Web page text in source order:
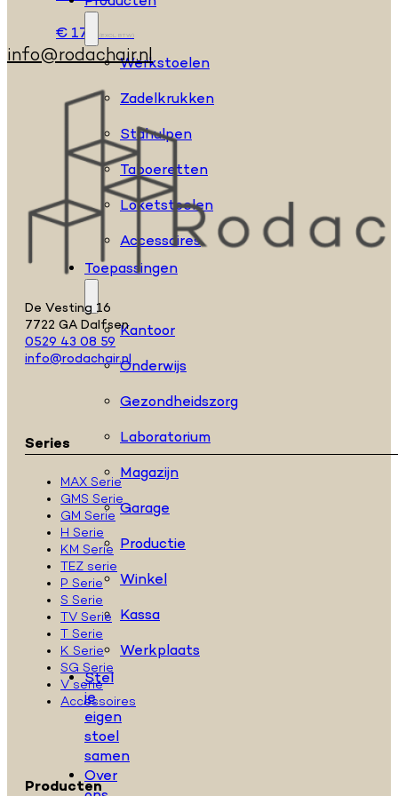
Werkstoelen
Zadelkrukken
Stahulpen
Taboeretten
Loketstoelen
Accessoires
Toepassingen
Kantoor
Onderwijs
Gezondheidszorg
Laboratorium
Magazijn
Garage
Productie
Winkel
Kassa
Werkplaats
Stel
je
eigen
stoel
samen
Over
€172 (EXCL. BTW)
info@rodachair.nl
De Vesting 16
7722 GA Dalfsen
0529 43 08 59
info@rodachair.nl
Series
MAX Serie
GMS Serie
GM Serie
H Serie
KM Serie
TEZ serie
P Serie
S Serie
TV Serie
T Serie
K Serie
SG Serie
V serie
Accessoires
Producten